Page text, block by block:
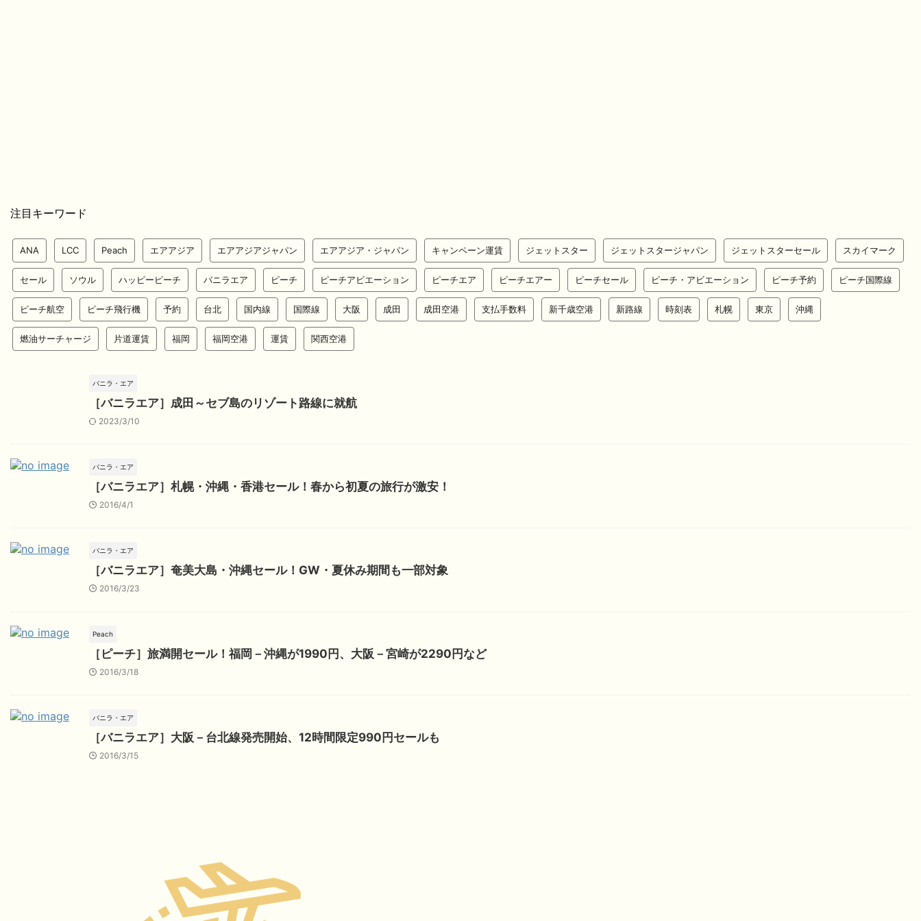
注目キーワード
ANA LCC Peach エアアジア エアアジアジャパン エアアジア・ジャパン キャンペーン運賃 ジェットスター ジェットスタージャパン ジェットスターセール スカイマーク
セール ソウル ハッピーピーチ バニラエア ピーチ ピーチアビエーション ピーチエア ピーチエアー ピーチセール ピーチ・アビエーション ピーチ予約 ピーチ国際線
ピーチ航空 ピーチ飛行機 予約 台北 国内線 国際線 大阪 成田 成田空港 支払手数料 新千歳空港 新路線 時刻表 札幌 東京 沖縄
燃油サーチャージ 片道運賃 福岡 福岡空港 運賃 関西空港
バニラ・エア
［バニラエア］成田～セブ島のリゾート路線に就航
2023/3/10
バニラ・エア
［バニラエア］札幌・沖縄・香港セール！春から初夏の旅行が激安！
2016/4/1
バニラ・エア
［バニラエア］奄美大島・沖縄セール！GW・夏休み期間も一部対象
2016/3/23
Peach
［ピーチ］旅満開セール！福岡－沖縄が1990円、大阪－宮崎が2290円など
2016/3/18
バニラ・エア
［バニラエア］大阪－台北線発売開始、12時間限定990円セールも
2016/3/15